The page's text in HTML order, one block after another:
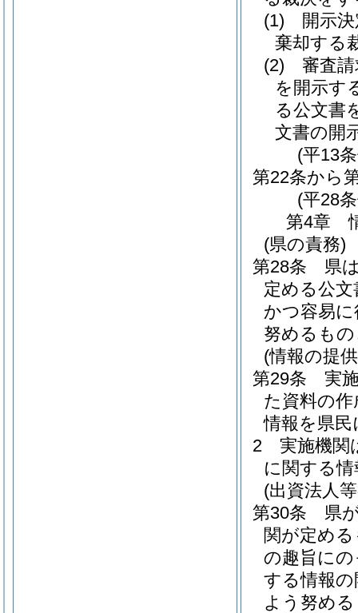
(1)
開示
棄却する
(2)
審査
を開示す
る公文書
文書の開
(平13
第22条から
(平28
第4章
(県の責務)
第28条
県
定める公
かつ容易
努めるも
(情報の提
第29条
実
た資料の
情報を県
2
実施機関
に関する
(出資法人
第30条
県
関が定め
の趣旨に
する情報
よう努め